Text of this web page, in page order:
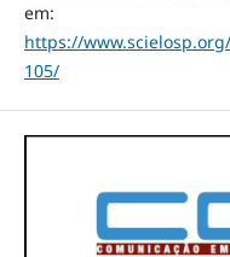
em:
https://
105/